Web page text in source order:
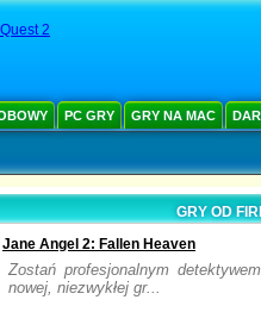
2
PC GRY GRY NA MAC
GRY OD
Jane Angel 2: Fallen Heaven
Zostań profesjonalnym
nowej, niezwykłej gr...